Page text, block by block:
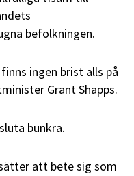
befolkningen.
ingen brist alls på
Grant Shapps.
bunkra.
att bete sig som